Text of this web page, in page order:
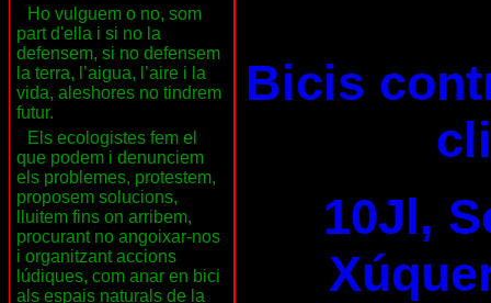
Ho vulguem o no, som
part d'ella i si no la
defensem, si no defensem
la terra, l’aigua, l’aire i la
vida, aleshores no tindrem
futur.
Els ecologistes fem el
que podem i denunciem
els problemes, protestem,
proposem solucions,
lluitem fins on arribem,
procurant no angoixar-nos
i organitzant accions
lúdiques, com anar en bici
als espais naturals de la
Bicis
10Jl,